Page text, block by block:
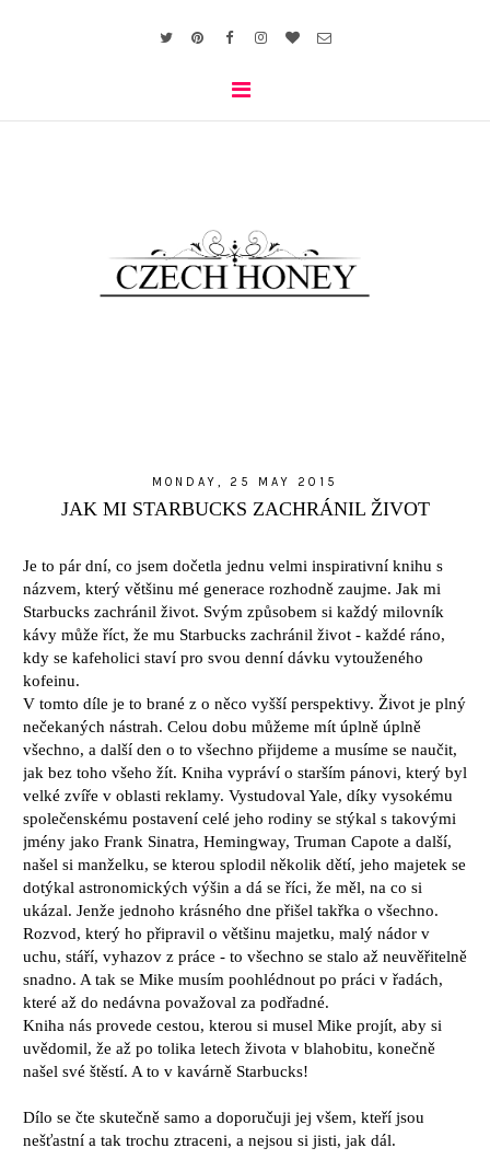
MONDAY, 25 MAY 2015
JAK MI STARBUCKS ZACHRÁNIL ŽIVOT
Je to pár dní, co jsem dočetla jednu velmi inspirativní knihu s
názvem, který většinu mé generace rozhodně zaujme. Jak mi
Starbucks zachránil život. Svým způsobem si každý milovník
kávy může říct, že mu Starbucks zachránil život - každé ráno,
kdy se kafeholici staví pro svou denní dávku vytouženého
kofeinu.
V tomto díle je to brané z o něco vyšší perspektivy. Život je plný
nečekaných nástrah. Celou dobu můžeme mít úplně úplně
všechno, a další den o to všechno přijdeme a musíme se naučit,
jak bez toho všeho žít. Kniha vypráví o starším pánovi, který byl
velké zvíře v oblasti reklamy. Vystudoval Yale, díky vysokému
společenskému postavení celé jeho rodiny se stýkal s takovými
jmény jako Frank Sinatra, Hemingway, Truman Capote a další,
našel si manželku, se kterou splodil několik dětí, jeho majetek se
dotýkal astronomických výšin a dá se říci, že měl, na co si
ukázal. Jenže jednoho krásného dne přišel takřka o všechno.
Rozvod, který ho připravil o většinu majetku, malý nádor v
uchu, stáří, vyhazov z práce - to všechno se stalo až neuvěřitelně
snadno. A tak se Mike musím poohlédnout po práci v řadách,
které až do nedávna považoval za podřadné.
Kniha nás provede cestou, kterou si musel Mike projít, aby si
uvědomil, že až po tolika letech života v blahobitu, konečně
našel své štěstí. A to v kavárně Starbucks!
Dílo se čte skutečně samo a doporučuji jej všem, kteří jsou
nešťastní a tak trochu ztraceni, a nejsou si jisti, jak dál.